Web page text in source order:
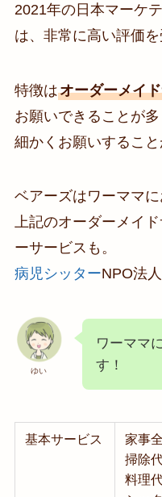
2021年の日本マーケ
は、非常に高い評価を
特徴はオーダーメイ
お願いできることが
細かくお願いすること
ベアーズはワーママに
上記のオーダーメイ
ーサービスも。
病児シッターNPO法
ゆい
ワーママ
す！
基本サービス
家事
掃除
料理